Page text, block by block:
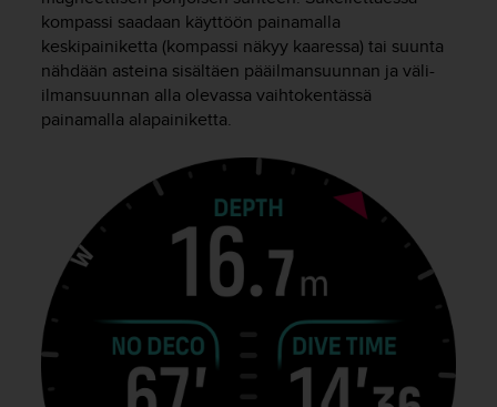
kompassi saadaan käyttöön painamalla
keskipainiketta (kompassi näkyy kaaressa) tai suunta
nähdään asteina sisältäen pääilmansuunnan ja väli-
ilmansuunnan alla olevassa vaihtokentässä
painamalla alapainiketta.